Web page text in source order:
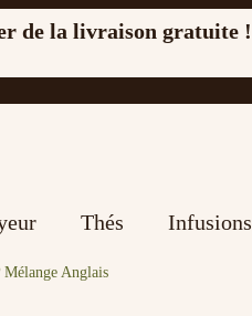
de la livraison gratuite !
Thés Infusions
Mélange Anglais